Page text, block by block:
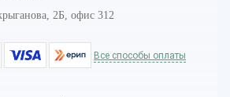
2Б, офис 312
Все способы оплаты